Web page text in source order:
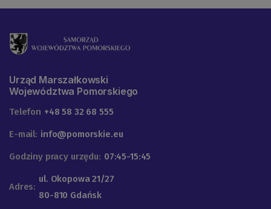
Urząd Marszałkowski
Województwa Pomorskiego
Telefon +48 58 32 68 555
E-mail: info@pomorskie.eu
Godziny pracy urzędu: 07:45-15:45
Adres:
ul. Okopowa 21/27
80-810 Gdańsk